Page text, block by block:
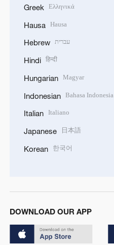
Greek Ελληνικά
Hausa Hausa
Hebrew עברית
Hindi हिन्दी
Hungarian Magyar
Indonesian Bahasa Indonesia
Italian Italiano
Japanese 日本語
Korean 한국어
DOWNLOAD OUR APP